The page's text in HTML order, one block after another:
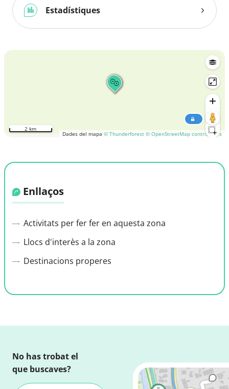
Estadístiques
Dades del mapa © Thunderforest © OpenStreetMap contributors
2 km
Enllaços
Activitats per fer fer en aquesta zona
Llocs d'interès a la zona
Destinacions properes
No has trobat el
que buscaves?